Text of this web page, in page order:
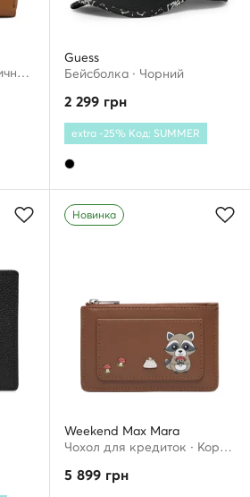
Гаманець · Світло-коричневий
Guess
Бейсболка · Чорний
2 299 грн
extra -25% Код: SUMMER
Новинка
Weekend Max Mara
Чохол для кредиток · Коричневий
5 899 грн